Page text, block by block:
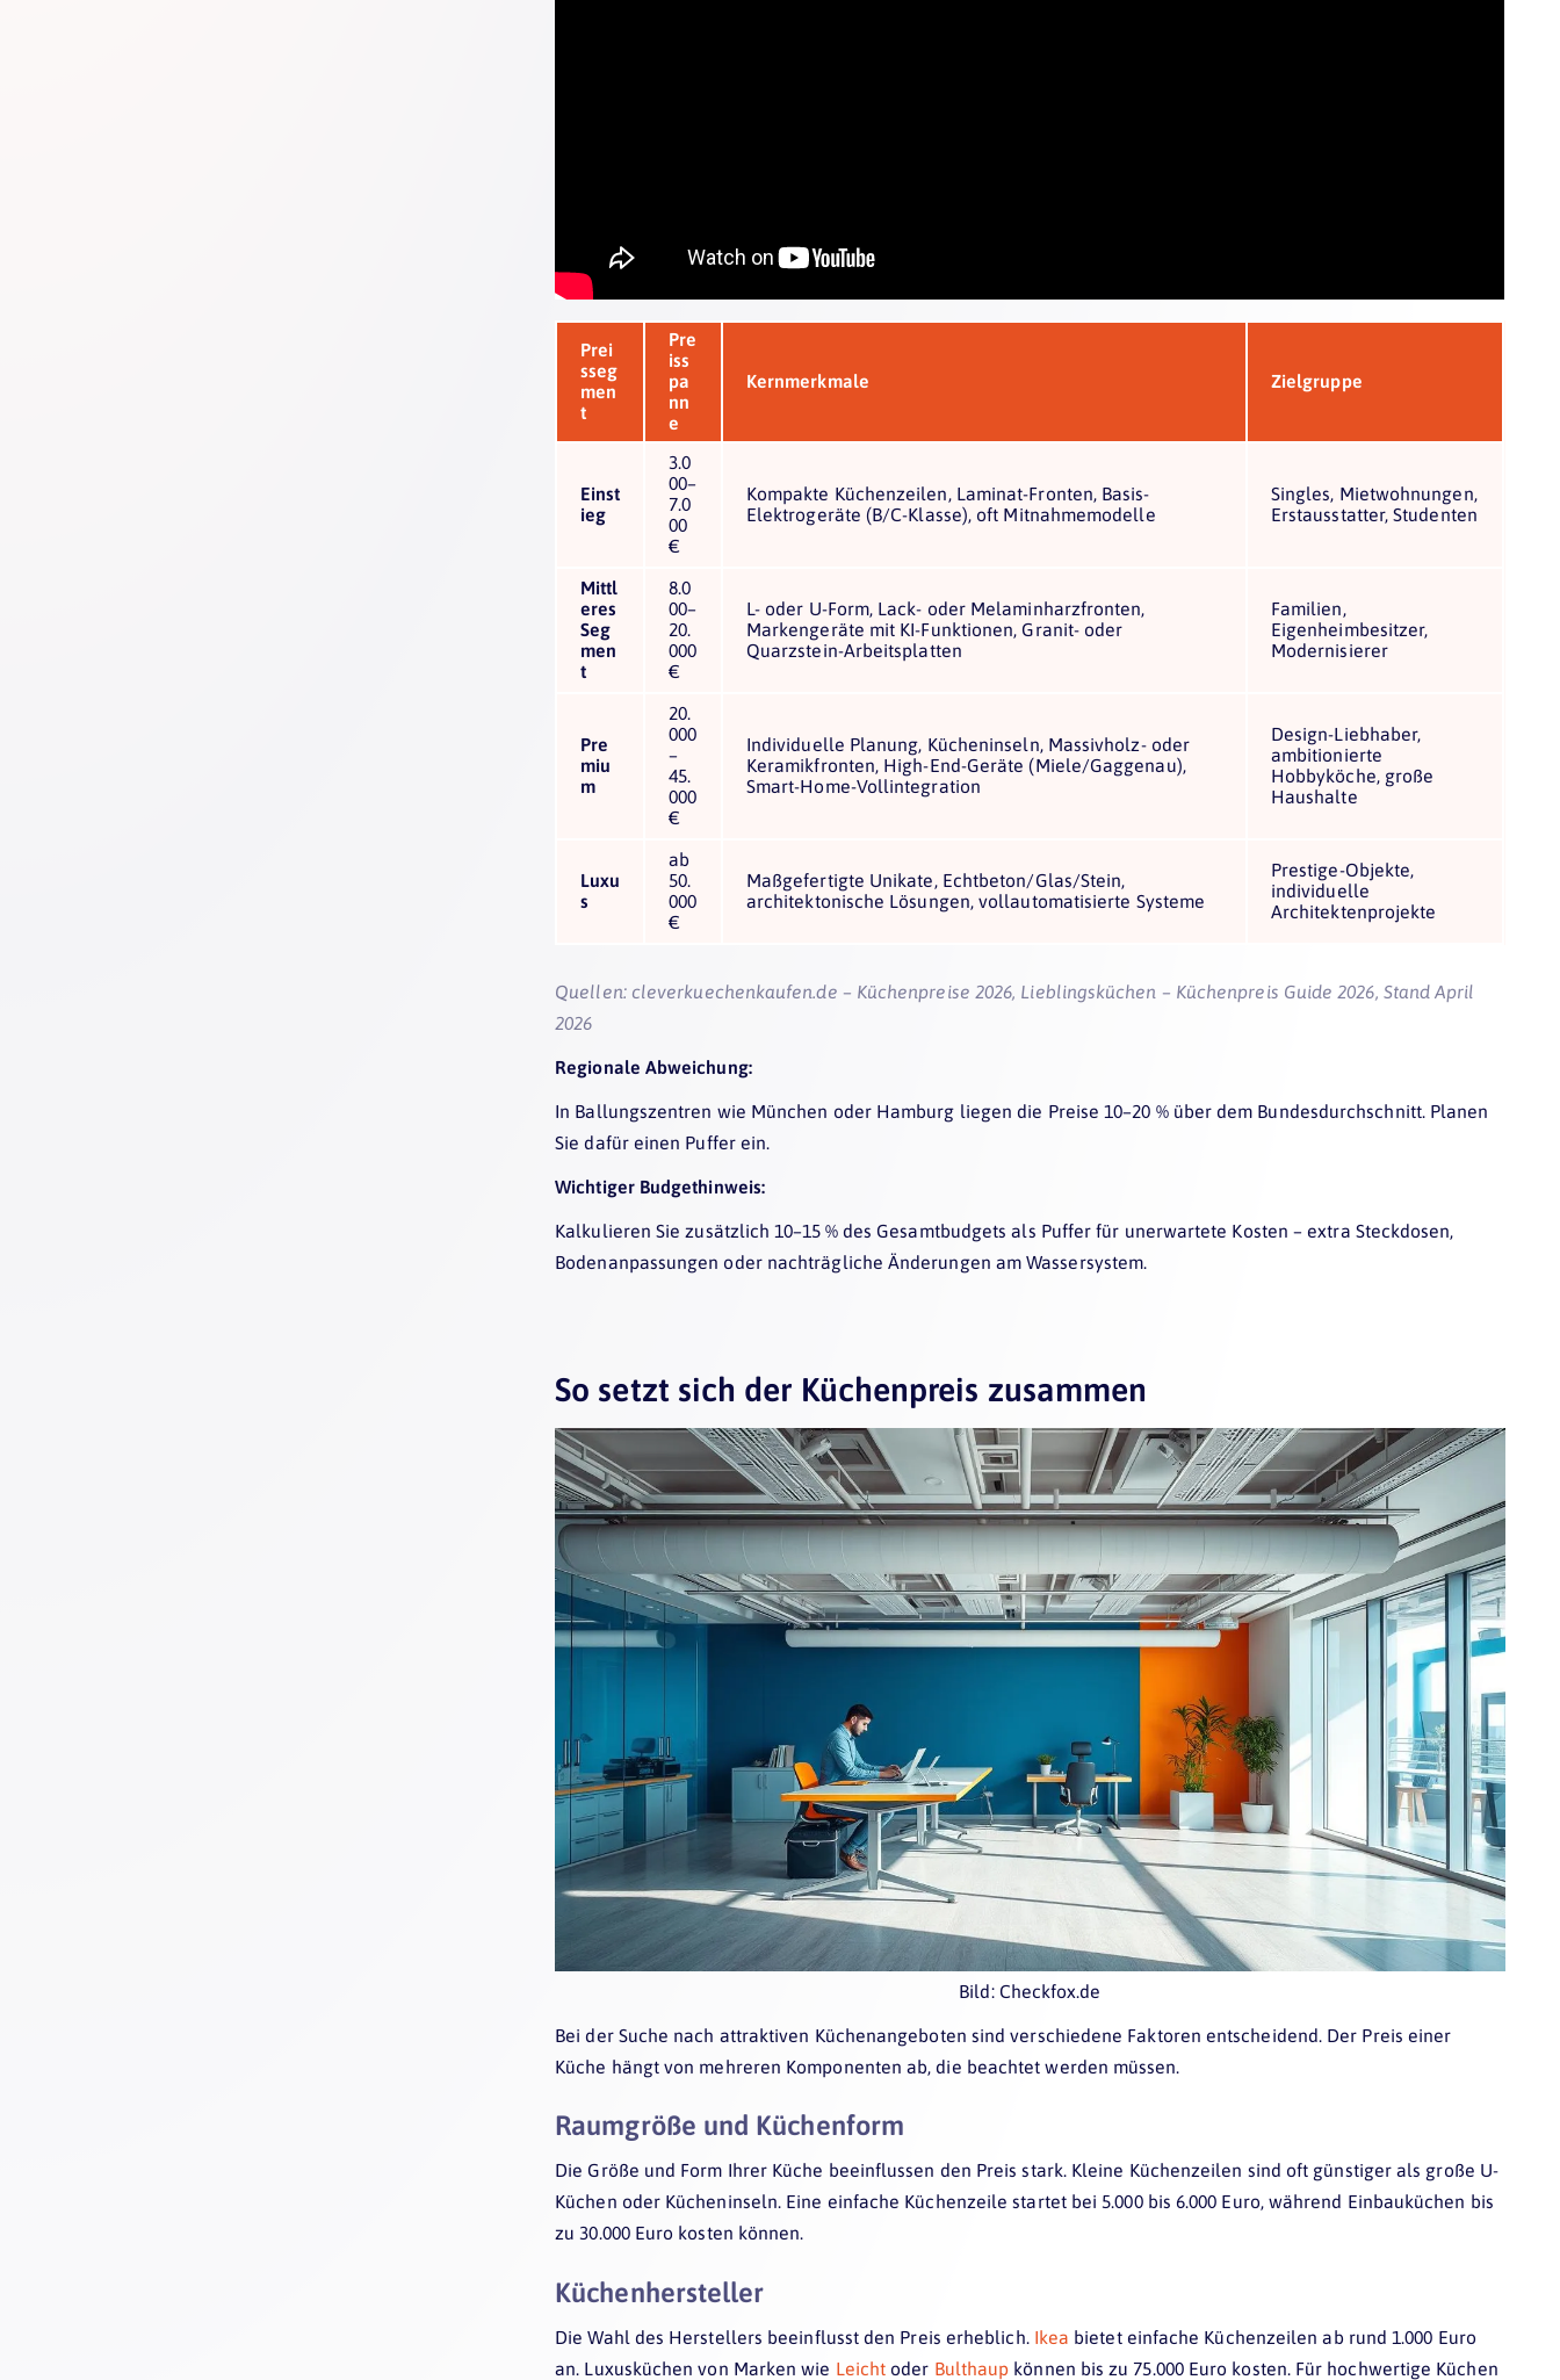
Prei
sseg
men
t
Pre
iss
pa
nn
e
Kernmerkmale Zielgruppe
Einst
ieg
3.0
00–
7.0
00
€
Kompakte Küchenzeilen, Laminat-Fronten, Basis-
Elektrogeräte (B/C-Klasse), oft Mitnahmemodelle
Singles, Mietwohnungen,
Erstausstatter, Studenten
Mittl
eres
Seg
men
t
8.0
00–
20.
000
€
L- oder U-Form, Lack- oder Melaminharzfronten,
Markengeräte mit KI-Funktionen, Granit- oder
Quarzstein-Arbeitsplatten
Familien,
Eigenheimbesitzer,
Modernisierer
Pre
miu
m
20.
000
–
45.
000
€
Individuelle Planung, Kücheninseln, Massivholz- oder
Keramikfronten, High-End-Geräte (Miele/Gaggenau),
Smart-Home-Vollintegration
Design-Liebhaber,
ambitionierte
Hobbyköche, große
Haushalte
Luxu
s
ab
50.
000
€
Maßgefertigte Unikate, Echtbeton/Glas/Stein,
architektonische Lösungen, vollautomatisierte Systeme
Prestige-Objekte,
individuelle
Architektenprojekte
Quellen:cleverkuechenkaufen.de – Küchenpreise 2026, Lieblingsküchen – Küchenpreis Guide 2026, Stand April
2026
Regionale Abweichung:
In Ballungszentren wie München oder Hamburg liegen die Preise 10–20 % über dem Bundesdurchschnitt. Planen
Sie dafür einen Puffer ein.
Wichtiger Budgethinweis:
Kalkulieren Sie zusätzlich 10–15 % des Gesamtbudgets als Puffer für unerwartete Kosten – extra Steckdosen,
Bodenanpassungen oder nachträgliche Änderungen am Wassersystem.
So setzt sich der Küchenpreis zusammen
Bild: Checkfox.de
Bei der Suche nach attraktiven Küchenangeboten sind verschiedene Faktoren entscheidend. Der Preis einer
Küche hängt von mehreren Komponenten ab, die beachtet werden müssen.
Raumgröße und Küchenform
Die Größe und Form Ihrer Küche beeinflussen den Preis stark. Kleine Küchenzeilen sind oft günstiger als große U-
Küchen oder Kücheninseln. Eine einfache Küchenzeile startet bei 5.000 bis 6.000 Euro, während Einbauküchen bis
zu 30.000 Euro kosten können.
Küchenhersteller
Die Wahl des Herstellers beeinflusst den Preis erheblich. Ikea bietet einfache Küchenzeilen ab rund 1.000 Euro
an. Luxusküchen von Marken wie Leicht oder Bulthaup können bis zu 75.000 Euro kosten. Für hochwertige Küchen